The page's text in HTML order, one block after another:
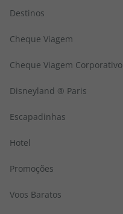
Destinos
Cheque Viagem
Cheque Viagem Corporativo
Disneyland ® Paris
Escapadinhas
Hotel
Promoções
Voos Baratos